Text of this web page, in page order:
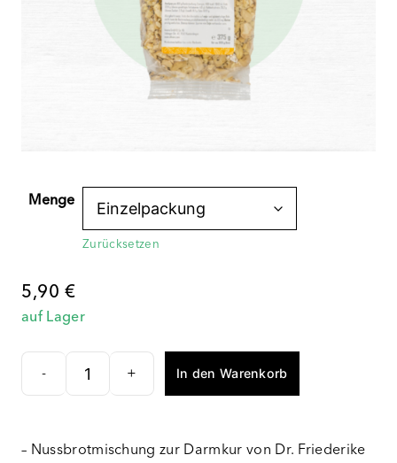
Menge
Zurücksetzen
5,90€
auf Lager
-
Nussbrot
+ In den Warenkorb
– Nussbrotmischung zur Darmkur von Dr. Friederike